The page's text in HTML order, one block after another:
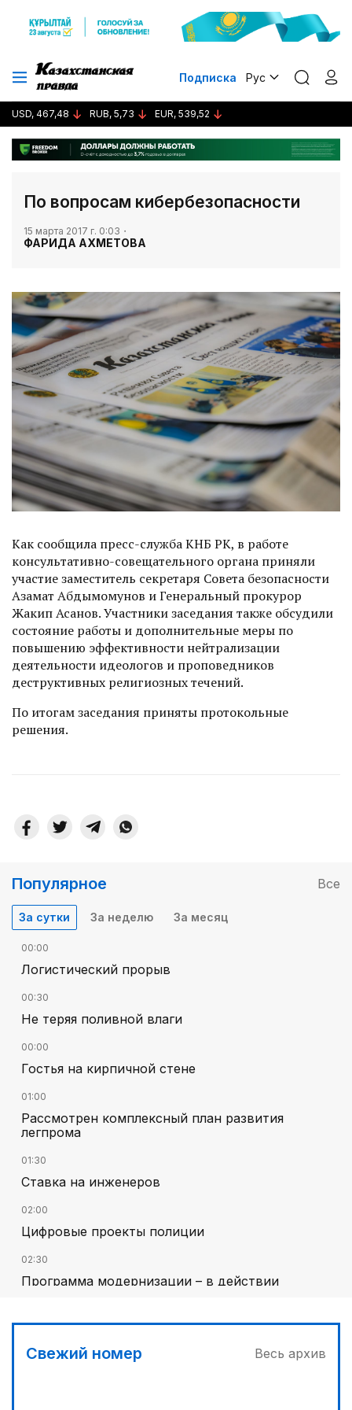
Подписка Рус
USD, 467,48 RUB, 5,73 EUR, 539,52
​По вопросам кибербезопасности
15 марта 2017 г. 0:03
ФАРИДА АХМЕТОВА
Как сообщила пресс-служба КНБ РК, в работе
консультативно-совещательного органа приняли
участие заместитель секретаря Совета безопасности
Азамат Абдымомунов и Генеральный прокурор
Жакип Асанов. Участники заседания также обсудили
состояние работы и дополнительные меры по
повышению эффективности нейтрализации
деятельности идеологов и проповедников
деструктивных религиозных течений.
По итогам заседания приняты протокольные
решения.
Популярное Все
За сутки За неделю За месяц
00:00
Логистический прорыв
00:30
Не теряя поливной влаги
00:00
Гостья на кирпичной стене
01:00
Рассмотрен комплексный план развития
легпрома
01:30
Ставка на инженеров
02:00
Цифровые проекты полиции
02:30
Программа модернизации – в действии
Песни Абая – в сердцах молодежи
03:30
Свежий номер Весь архив